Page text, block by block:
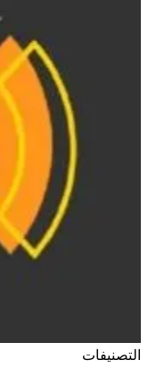
التصنيفات